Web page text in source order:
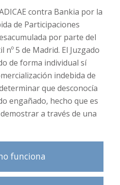
contra Bankia por la
de Participaciones
por parte del
nº 5 de Madrid. El Juzgado
de forma individual sí
indebida de
que desconocía
engañado, hecho que es
a través de una
funciona